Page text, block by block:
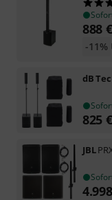
888 €
-11%
dB
825 €
JBL
4.998